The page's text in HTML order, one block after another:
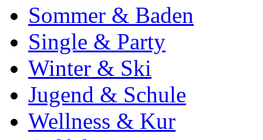
Sommer & Baden
Single & Party
Winter & Ski
Jugend & Schule
Wellness & Kur